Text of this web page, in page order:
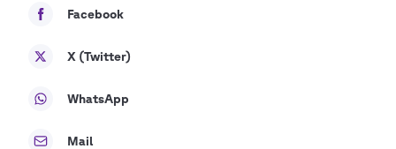
Facebook
X (Twitter)
WhatsApp
Mail